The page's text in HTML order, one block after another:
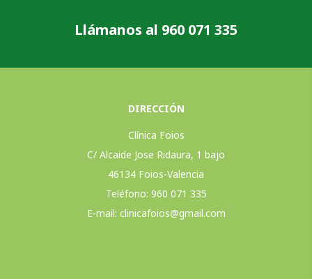
Llámanos al 960 071 335
DIRECCIÓN
Clínica Foios
C/ Alcaide Jose Ridaura, 1 bajo
46134 Foios-Valencia
Teléfono: 960 071 335
E-mail: clinicafoios@gmail.com